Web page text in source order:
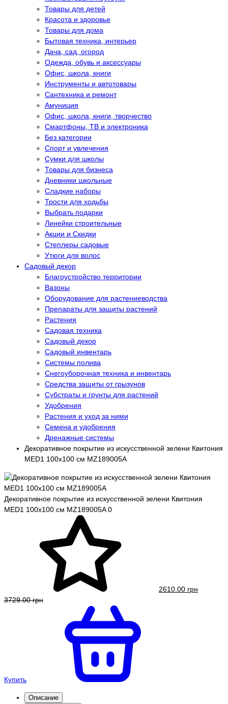
Товары для детей
Красота и здоровье
Товары для дома
Бытовая техника, интерьер
Дача, сад, огород
Одежда, обувь и аксессуары
Офис, школа, книги
Инструменты и автотовары
Сантехника и ремонт
Амуниция
Офис, школа, книги, творчество
Смартфоны, ТВ и электроника
Без категории
Спорт и увлечения
Сумки для школы
Товары для бизнеса
Дневники школьные
Сладкие наборы
Трости для ходьбы
Выбрать подарки
Линейки строительные
Акции и Скидки
Степлеры садовые
Утюги для волос
Садовый декор
Благоустройство территории
Вазоны
Оборудование для растениеводства
Препараты для защиты растений
Растения
Садовая техника
Садовый декор
Садовый инвентарь
Системы полива
Снегоуборочная техника и инвентарь
Средства защиты от грызунов
Субстраты и грунты для растений
Удобрения
Растения и уход за ними
Семена и удобрения
Дренажные системы
Декоративное покрытие из искусственной зелени Квитония
MED1 100х100 см MZ189005A
Декоративное покрытие из искусственной зелени Квитония
MED1 100х100 см MZ189005A 0
2610.00 грн
3729.00 грн
Купить
Описание